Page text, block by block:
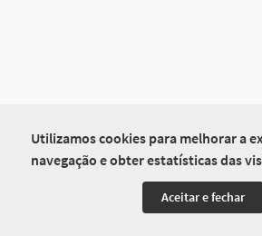
Utilizamos cookies para melhorar a
navegação e obter estatísticas das
Aceitar e fechar